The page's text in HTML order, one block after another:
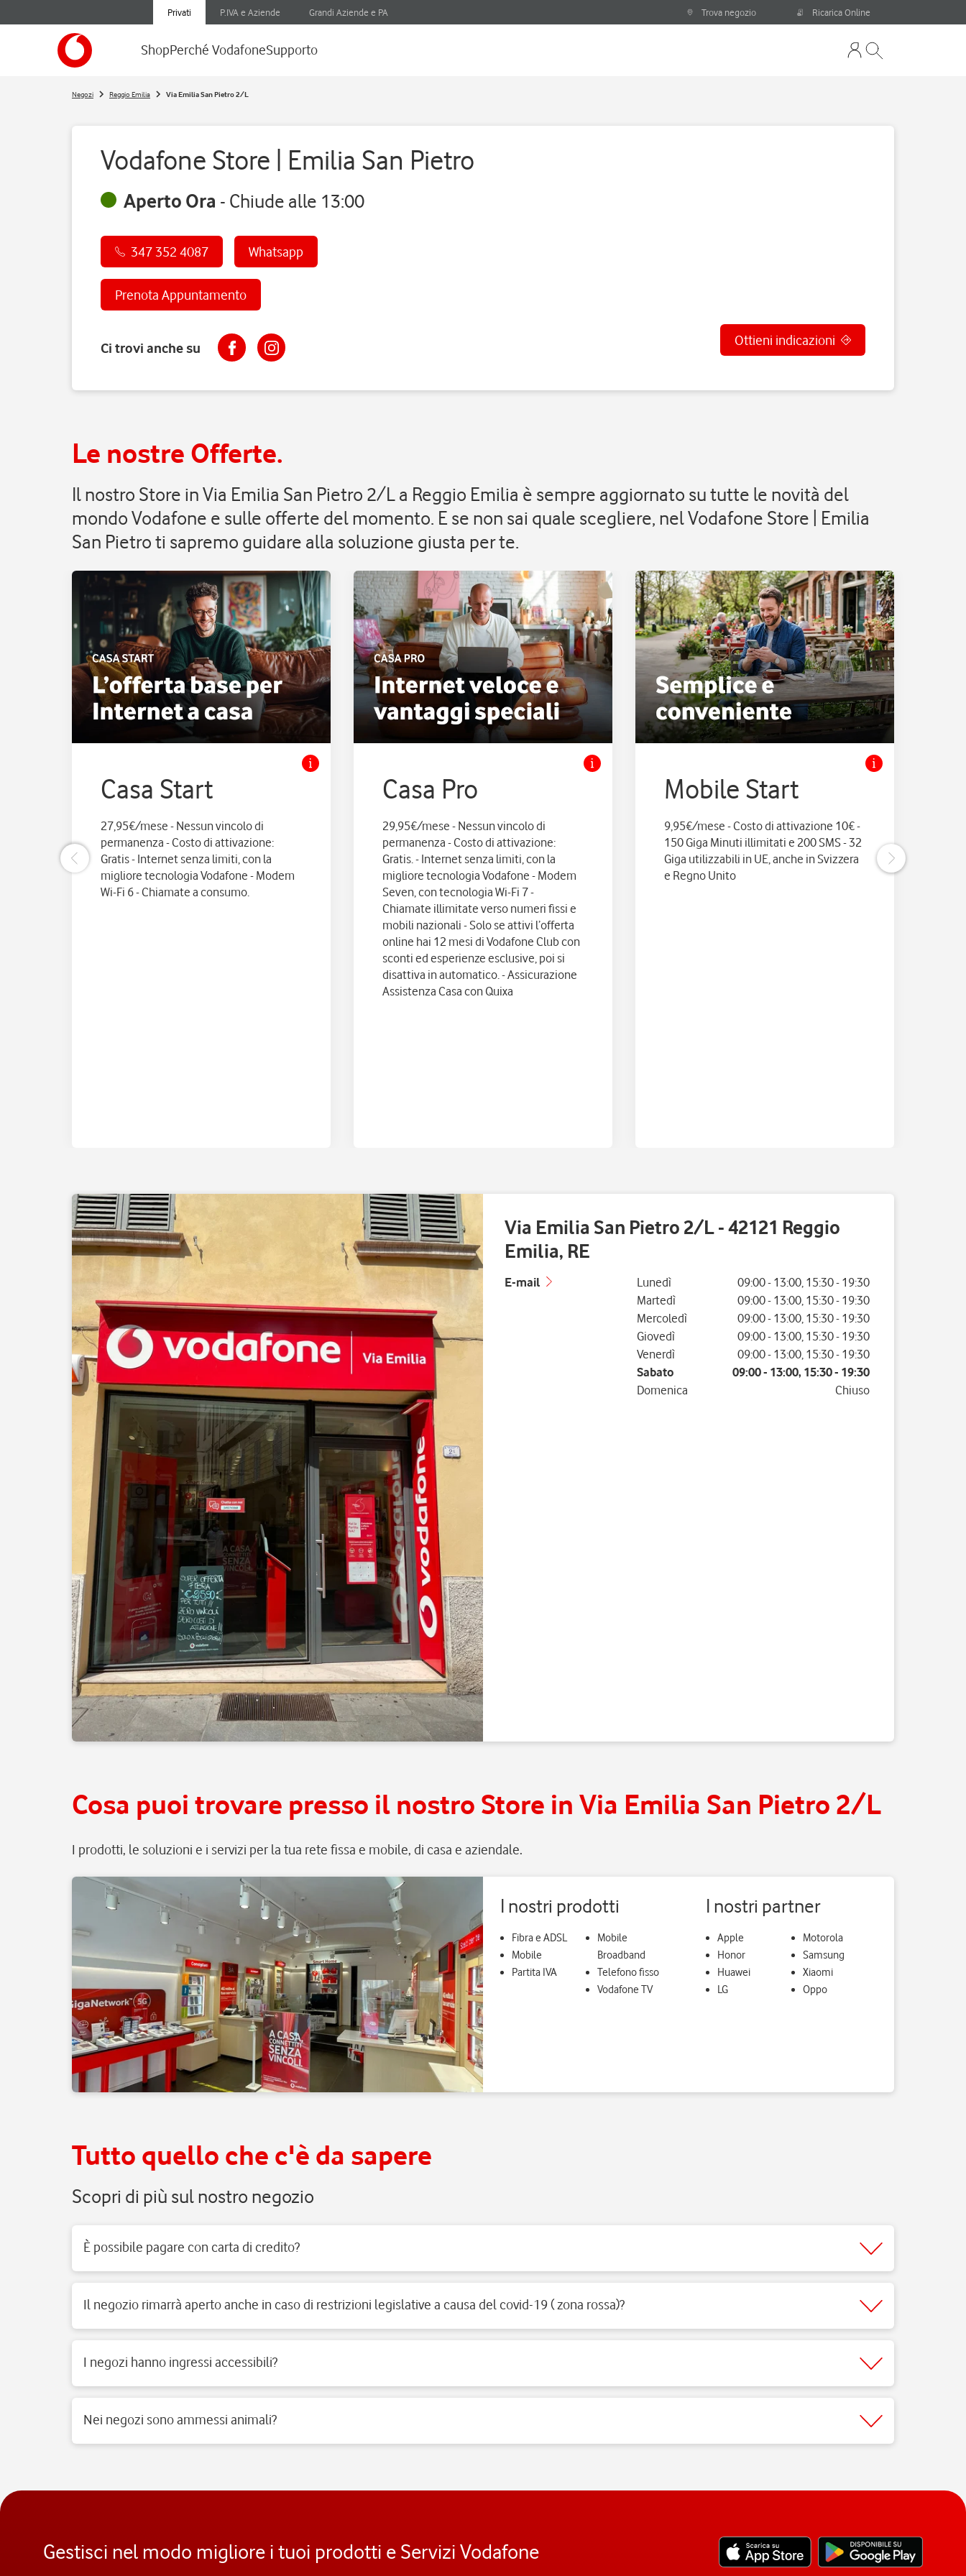
Privati P.IVA e Aziende Grandi Aziende e PA Trova negozio Ricarica Online
ShopPerché VodafoneSupporto
Negozi Reggio Emilia Via Emilia San Pietro 2/L
Vodafone Store | Emilia San Pietro
Aperto Ora - Chiude alle 13:00
347 352 4087 Whatsapp
Prenota Appuntamento
Ci trovi anche su Ottieni indicazioni
Le nostre Offerte.
Il nostro Store in Via Emilia San Pietro 2/L a Reggio Emilia è sempre aggiornato su tutte le novità del
mondo Vodafone e sulle offerte del momento. E se non sai quale scegliere, nel Vodafone Store | Emilia
San Pietro ti sapremo guidare alla soluzione giusta per te.
Casa Start
27,95€/mese - Nessun vincolo di
permanenza - Costo di attivazione:
Gratis - Internet senza limiti, con la
migliore tecnologia Vodafone - Modem
Wi-Fi 6 - Chiamate a consumo.
Casa Pro
29,95€/mese - Nessun vincolo di
permanenza - Costo di attivazione:
Gratis. - Internet senza limiti, con la
migliore tecnologia Vodafone - Modem
Seven, con tecnologia Wi-Fi 7 -
Chiamate illimitate verso numeri fissi e
mobili nazionali - Solo se attivi l’offerta
online hai 12 mesi di Vodafone Club con
sconti ed esperienze esclusive, poi si
disattiva in automatico. - Assicurazione
Assistenza Casa con Quixa
Mobile Start
9,95€/mese - Costo di attivazione 10€ -
150 Giga Minuti illimitati e 200 SMS - 32
Giga utilizzabili in UE, anche in Svizzera
e Regno Unito
Via Emilia San Pietro 2/L - 42121 Reggio
Emilia, RE
E-mail Giorno della settimanaOrario
Lunedì 09:00- 13:00, 15:30- 19:30
Martedì
09:00- 13:00, 15:30- 19:30
Mercoledì
09:00- 13:00, 15:30- 19:30
Giovedì
09:00- 13:00, 15:30- 19:30
Venerdì
09:00- 13:00, 15:30- 19:30
Sabato
09:00- 13:00, 15:30- 19:30
Domenica
Chiuso
Cosa puoi trovare presso il nostro Store in Via Emilia San Pietro 2/L
I prodotti, le soluzioni e i servizi per la tua rete fissa e mobile, di casa e aziendale.
I nostri prodotti
Fibra e ADSL
Mobile
Partita IVA
Mobile
Broadband
Telefono fisso
Vodafone TV
I nostri partner
Apple
Honor
Huawei
LG
Motorola
Samsung
Xiaomi
Oppo
Tutto quello che c'è da sapere
Scopri di più sul nostro negozio
È possibile pagare con carta di credito?
Il negozio rimarrà aperto anche in caso di restrizioni legislative a causa del covid-19 ( zona rossa)?
I negozi hanno ingressi accessibili?
Nei negozi sono ammessi animali?
Gestisci nel modo migliore i tuoi prodotti e Servizi Vodafone